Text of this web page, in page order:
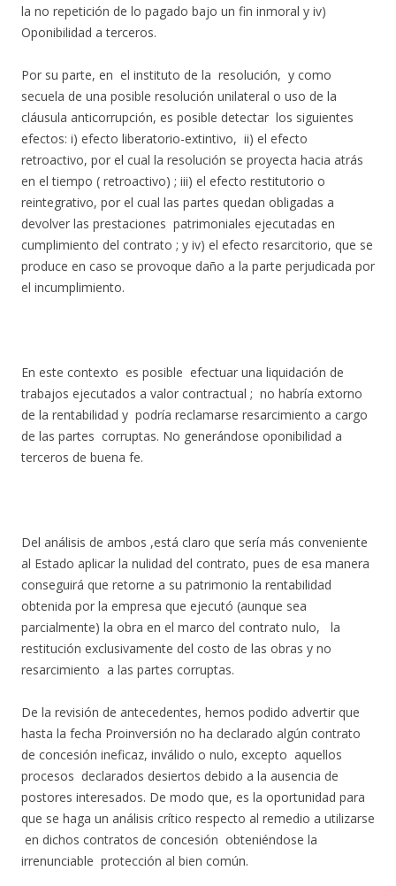
la no repetición de lo pagado bajo un fin inmoral y iv)
Oponibilidad a terceros.
Por su parte, en el instituto de la resolución, y como
secuela de una posible resolución unilateral o uso de la
cláusula anticorrupción, es posible detectar los siguientes
efectos: i) efecto liberatorio-extintivo, ii) el efecto
retroactivo, por el cual la resolución se proyecta hacia atrás
en el tiempo ( retroactivo) ; iii) el efecto restitutorio o
reintegrativo, por el cual las partes quedan obligadas a
devolver las prestaciones patrimoniales ejecutadas en
cumplimiento del contrato ; y iv) el efecto resarcitorio, que se
produce en caso se provoque daño a la parte perjudicada por
el incumplimiento.
En este contexto es posible efectuar una liquidación de
trabajos ejecutados a valor contractual ; no habría extorno
de la rentabilidad y podría reclamarse resarcimiento a cargo
de las partes corruptas. No generándose oponibilidad a
terceros de buena fe.
Del análisis de ambos ,está claro que sería más conveniente
al Estado aplicar la nulidad del contrato, pues de esa manera
conseguirá que retorne a su patrimonio la rentabilidad
obtenida por la empresa que ejecutó (aunque sea
parcialmente) la obra en el marco del contrato nulo, la
restitución exclusivamente del costo de las obras y no
resarcimiento a las partes corruptas.
De la revisión de antecedentes, hemos podido advertir que
hasta la fecha Proinversión no ha declarado algún contrato
de concesión ineficaz, inválido o nulo, excepto aquellos
procesos declarados desiertos debido a la ausencia de
postores interesados. De modo que, es la oportunidad para
que se haga un análisis crítico respecto al remedio a utilizarse
en dichos contratos de concesión obteniéndose la
irrenunciable protección al bien común.